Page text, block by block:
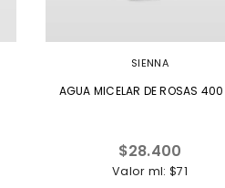
SIENNA
AGUA MICELAR DE ROSAS 400
Precio
habitual
$28.400
Valor ml: $71